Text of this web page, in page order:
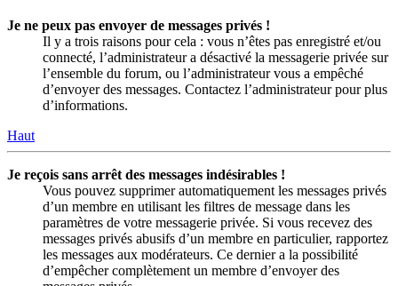
Je ne peux pas envoyer de messages privés !
Il y a trois raisons pour cela : vous n’êtes pas enregistré et/ou
connecté, l’administrateur a désactivé la messagerie privée sur
l’ensemble du forum, ou l’administrateur vous a empêché
d’envoyer des messages. Contactez l’administrateur pour plus
d’informations.
Haut
Je reçois sans arrêt des messages indésirables !
Vous pouvez supprimer automatiquement les messages privés
d’un membre en utilisant les filtres de message dans les
paramètres de votre messagerie privée. Si vous recevez des
messages privés abusifs d’un membre en particulier, rapportez
les messages aux modérateurs. Ce dernier a la possibilité
d’empêcher complètement un membre d’envoyer des